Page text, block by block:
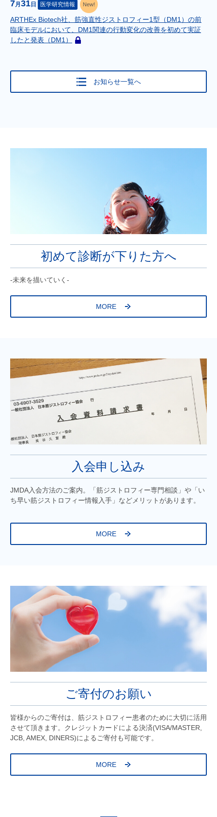
事
は
会
員
7月 31 日 医学研究情報 New!
ARTHEx Biotech社、筋強直性ジストロフィー1型（DM1）の前
臨床モデルにおいて、DM1関連の行動変化の改善を初めて実証
したと発表（DM1）
事
は
す
お知らせ一覧へ
初めて診断が下りた方へ
-未来を描いていく-
MORE
入会申し込み
JMDA入会方法のご案内。「筋ジストロフィー専門相談」や「い
ち早い筋ジストロフィー情報入手」などメリットがあります。
MORE
ご寄付のお願い
皆様からのご寄付は、筋ジストロフィー患者のために大切に活用
させて頂きます。クレジットカードによる決済(VISA/MASTER,
JCB, AMEX, DINERS)によるご寄付も可能です。
MORE